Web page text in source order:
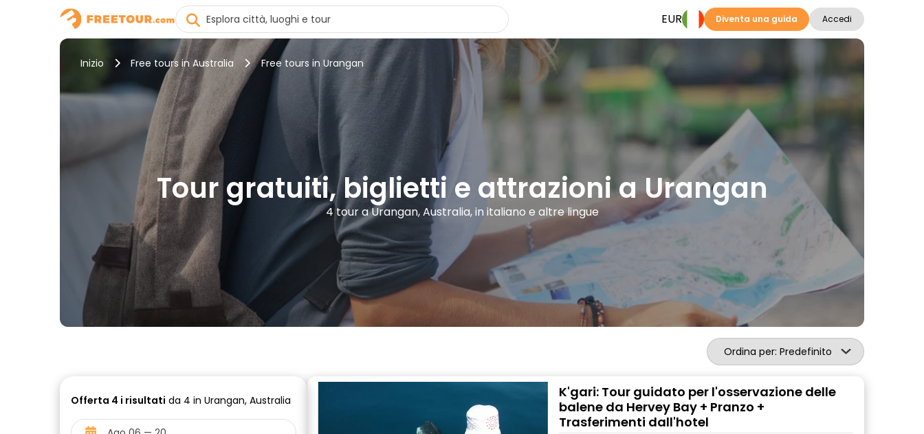
EUR Diventa una guida Accedi
Inizio Free tours in Australia Free tours in Urangan
Tour gratuiti, biglietti e attrazioni a Urangan
4 tour a Urangan, Australia, in italiano e altre lingue
Ordina per: Predefinito
Offerta 4 i risultati da 4 in Urangan, Australia
K'gari: Tour guidato per l'osservazione delle
balene da Hervey Bay + Pranzo +
Trasferimenti dall'hotel